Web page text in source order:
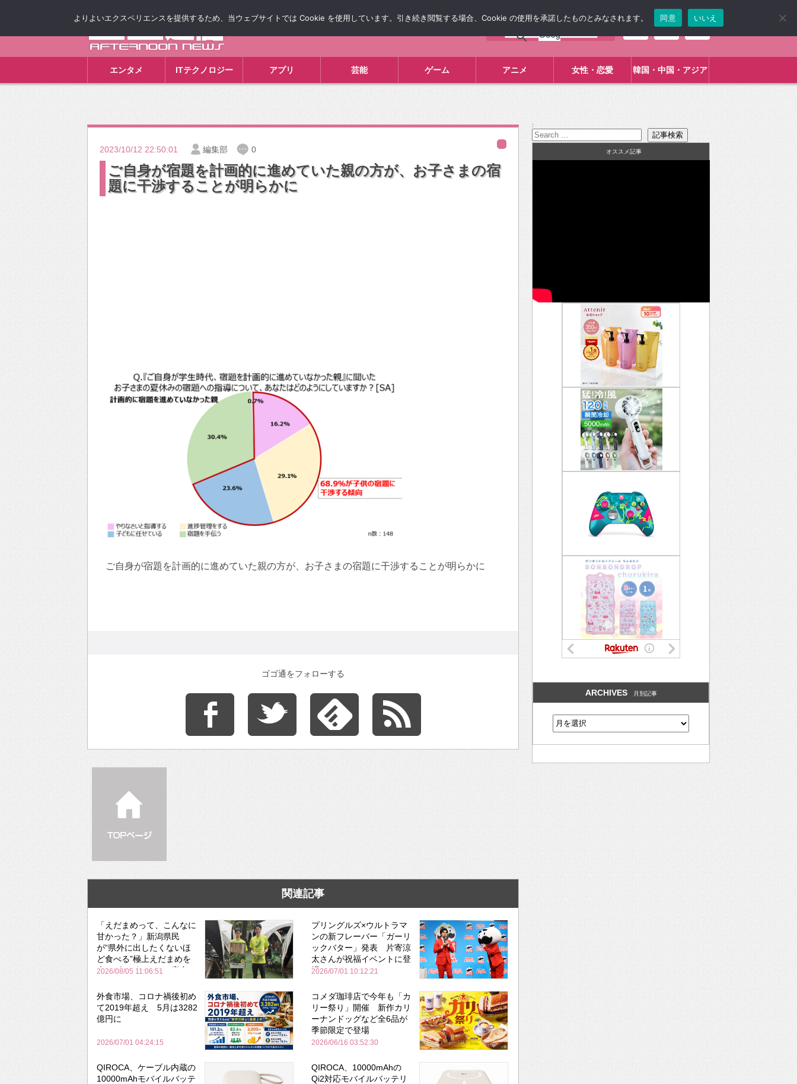
エンタメ ITテクノロジー アプリ 芸能 ゲーム アニメ 女性・恋愛 韓国・中国・アジア
2023/10/12 22:50:01 編集部 0
ご自身が宿題を計画的に進めていた親の方が、お子さまの宿
題に干渉することが明らかに
ご自身が宿題を計画的に進めていた親の方が、お子さまの宿題に干渉することが明らかに
ゴゴ通をフォローする
関連記事
「えだまめって、こんなに
甘かった？」新潟県民
が“県外に出したくないほ
ど食べる”極上えだまめを
森のビアガーデンで実食
2026/08/05 11:06:51
プリングルズ×ウルトラマ
ンの新フレーバー「ガーリ
ックバター」発表 片寄涼
太さんが祝福イベントに登
場
2026/07/01 10:12:21
外食市場、コロナ禍後初め
て2019年超え 5月は3282
億円に
2026/07/01 04:24:15
コメダ珈琲店で今年も「カ
リー祭り」開催 新作カリ
ーナンドッグなど全6品が
季節限定で登場
2026/06/16 03:52:30
QIROCA、ケーブル内蔵の
10000mAhモバイルバッテ
QIROCA、10000mAhの
Qi2対応モバイルバッテリ
:
オススメ記事
ARCHIVES 月別記事
よりよいエクスペリエンスを提供するため、当ウェブサイトでは Cookie を使用しています。引き続き閲覧する場合、Cookie の使用を承諾したものとみなされます。 同意 いいえ